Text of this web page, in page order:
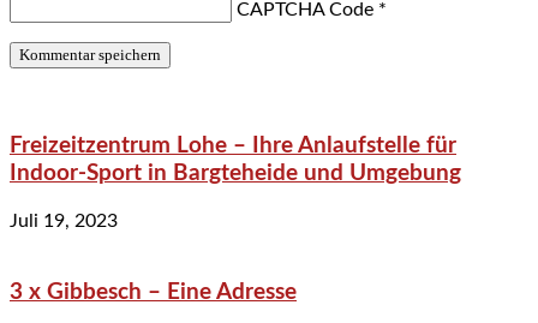
CAPTCHA Code *
Freizeitzentrum Lohe – Ihre Anlaufstelle für
Indoor-Sport in Bargteheide und Umgebung
Juli 19, 2023
3 x Gibbesch – Eine Adresse